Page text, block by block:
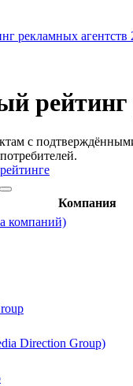
рекламных агентств
рейтинг
с
Компания
компаний)
Direction Group)